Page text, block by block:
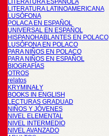
LITERATURA ESPAÑOLA
LITERATURA LATINOAMERICANA
LUSÓFONA
POLACA EN ESPAÑOL
UNIVERSAL EN ESPAÑOL
HISPANOHABLANTES EN POLACO
LUSÓFONA EN POLACO
PARA NIÑOS EN POLACO
PARA NIÑOS EN ESPAÑOL
BIOGRAFÍAS
OTROS
relatos
KRYMINAŁY
BOOKS IN ENGLISH
LECTURAS GRADUAD
NIÑOS Y JÓVENES
NIVEL ELEMENTAL
NIVEL INTERMEDIO
NIVEL AVANZADO